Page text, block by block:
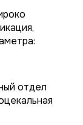
отдел